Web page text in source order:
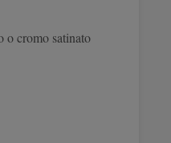
o cromo satinato